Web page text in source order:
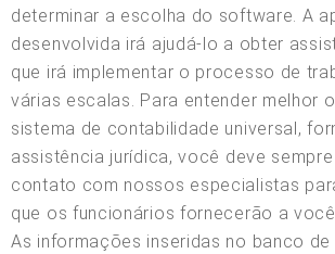
determinar a escolha do software. A
desenvolvida irá ajudá-lo a obter
que irá implementar o processo de
várias escalas. Para entender melhor
sistema de contabilidade universal,
assistência jurídica, você deve
contato com nossos especialistas
que os funcionários fornecerão a
As informações inseridas no banco de